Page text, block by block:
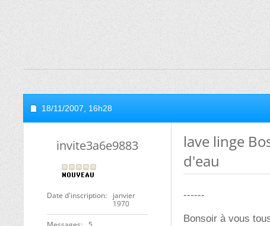
18/11/2007, 16h28
invite3a6e9883
Date d'inscription
janvier
1970
lave linge
d'eau
------
Bonsoir à vous